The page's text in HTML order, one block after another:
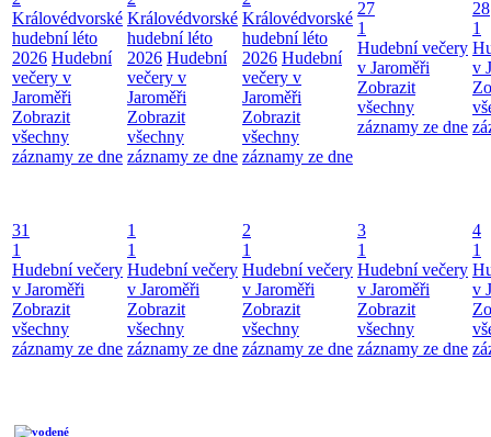
Královédvorské
hudební léto
2026 Hudební
večery v
Jaroměři
Zobrazit
všechny
záznamy ze dne
Královédvorské
hudební léto
2026 Hudební
večery v
Jaroměři
Zobrazit
všechny
záznamy ze dne
Královédvorské
hudební léto
2026 Hudební
večery v
Jaroměři
Zobrazit
všechny
záznamy ze dne
27
1
Hudební večery
v Jaroměři
Zobrazit
všechny
záznamy ze dne
28
1
v
31
1
Hudební večery
v Jaroměři
Zobrazit
všechny
záznamy ze dne
1
1
Hudební večery
v Jaroměři
Zobrazit
všechny
záznamy ze dne
2
1
Hudební večery
v Jaroměři
Zobrazit
všechny
záznamy ze dne
3
1
Hudební večery
v Jaroměři
Zobrazit
všechny
záznamy ze dne
4
1
v